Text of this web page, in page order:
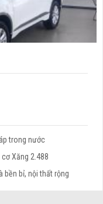
trong nước
Xăng 2.488
bền bỉ, nội thất rộng